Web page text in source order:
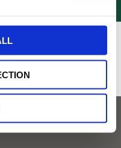
Påskägg 9 Kolor
påskägg med fantastiska kolar
och choklad. Perfekt att ge
KR
Rabatten fungerar endast på